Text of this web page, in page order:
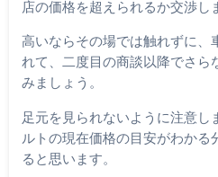
店の価格を超えられるか交渉し
高いならその場では触れずに、
れて、二度目の商談以降でさら
みましょう。
足元を見られないように注意し
ルトの現在価格の目安がわかる
ると思います。